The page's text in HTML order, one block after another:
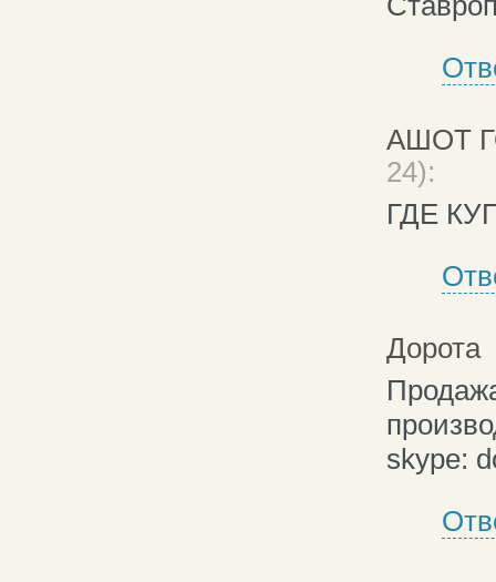
АШОТ
24):
ГДЕ
Дорота
skype: